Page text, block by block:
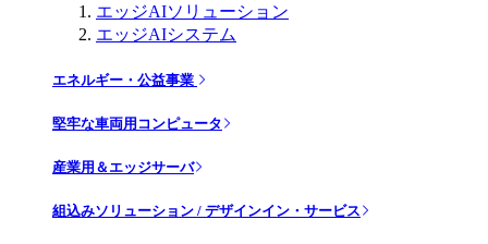
エッジAIソリューション
エッジAIシステム
エネルギー・公益事業
堅牢な車両用コンピュータ
産業用＆エッジサーバ
組込みソリューション / デザインイン・サービス